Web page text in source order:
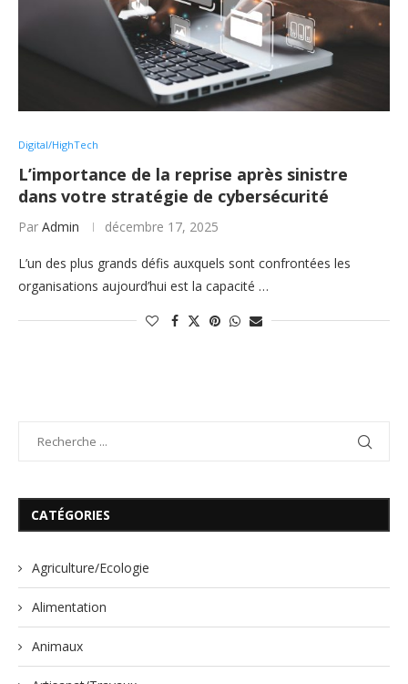
Digital/HighTech
L’importance de la reprise après sinistre
dans votre stratégie de cybersécurité
Par Admin décembre 17, 2025
L’un des plus grands défis auxquels sont confrontées les
organisations aujourd’hui est la capacité …
CATÉGORIES
Agriculture/Ecologie
Alimentation
Animaux